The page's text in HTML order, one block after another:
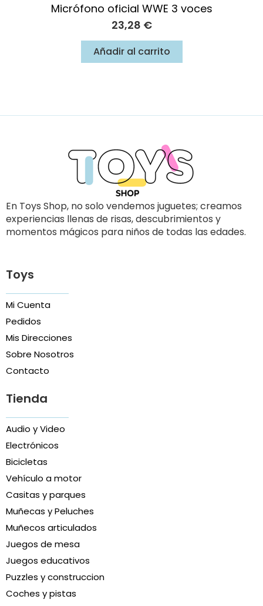
Micrófono oficial WWE 3 voces
23,28 €
Añadir al carrito
En Toys Shop, no solo vendemos juguetes; creamos
experiencias llenas de risas, descubrimientos y
momentos mágicos para niños de todas las edades.
Toys
Mi Cuenta
Pedidos
Mis Direcciones
Sobre Nosotros
Contacto
Tienda
Audio y Video
Electrónicos
Bicicletas
Vehículo a motor
Casitas y parques
Muñecas y Peluches
Muñecos articulados
Juegos de mesa
Juegos educativos
Puzzles y construccion
Coches y pistas